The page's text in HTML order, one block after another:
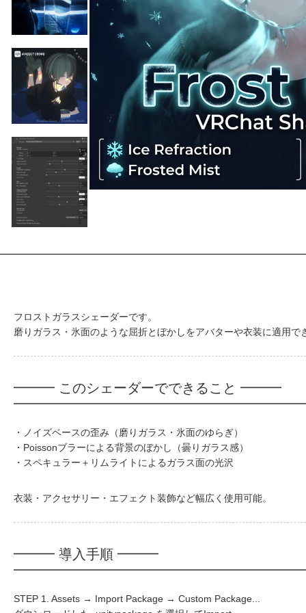
フロストガラスシェーダーです。
磨りガラス・氷面のような屈折とぼかしをアバターや衣装に適用で
━━━ このシェーダーでできること ━━━
・ノイズベースの歪み（磨りガラス・氷面のゆらぎ）
・Poissonブラーによる背景のぼかし（曇りガラス感）
・スペキュラー＋リムライトによるガラス面の光沢
衣装・アクセサリー・エフェクト装飾など幅広く使用可能。
━━━ 導入手順 ━━━
STEP 1. Assets → Import Package → Custom Package...